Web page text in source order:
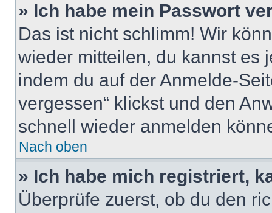
» Ich habe mein Passwort
Das ist nicht schlimm! Wir
wieder mitteilen, du kannst es
indem du auf der Anmelde-
vergessen“ klickst und den
schnell wieder anmelden
Nach oben
» Ich habe mich registriert,
Überprüfe zuerst, ob du den